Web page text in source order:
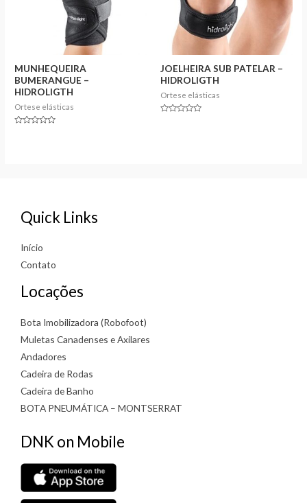
MUNHEQUEIRA
BUMERANGUE –
HIDROLIGTH
Ortese elásticas
JOELHEIRA SUB PATELAR –
HIDROLIGTH
Ortese elásticas
Quick Links
Início
Contato
Locações
Bota Imobilizadora (Robofoot)
Muletas Canadenses e Axilares
Andadores
Cadeira de Rodas
Cadeira de Banho
BOTA PNEUMÁTICA – MONTSERRAT
DNK on Mobile